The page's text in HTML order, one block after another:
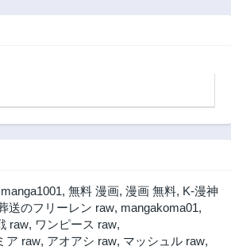
manga1001, 無料 漫画, 漫画 無料, K-漫神
送のフリーレン raw, mangakoma01,
raw, ワンピース raw,
ア raw, アオアシ raw, マッシュル raw,